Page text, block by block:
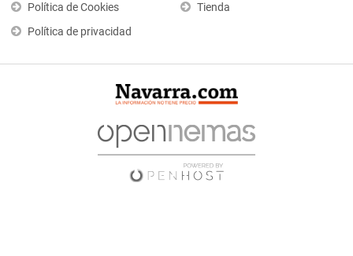
Política de Cookies
Política de privacidad
Tienda